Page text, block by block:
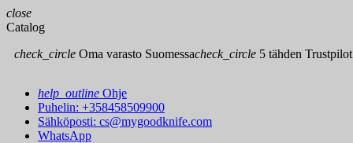
close
Catalog
check_circle Oma varasto Suomessacheck_circle 5 tähden
help_outline Ohje
Puhelin: +358458509900
Sähköposti: cs@mygoodknife.com
WhatsApp